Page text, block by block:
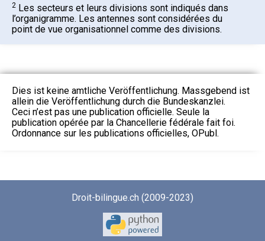
2 Les secteurs et leurs divisions sont indiqués dans
l’organigramme. Les antennes sont considérées du
point de vue organisationnel comme des divisions.
Dies ist keine amtliche Veröffentlichung. Massgebend ist
allein die Veröffentlichung durch die Bundeskanzlei.
Ceci n’est pas une publication officielle. Seule la
publication opérée par la Chancellerie fédérale fait foi.
Ordonnance sur les publications officielles, OPubl.
Droit-bilingue.ch (2009-2023)